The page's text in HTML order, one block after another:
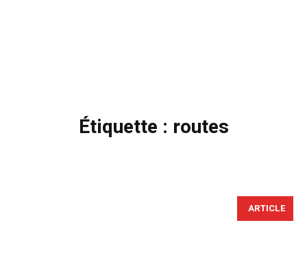
Étiquette : routes
ARTICLE